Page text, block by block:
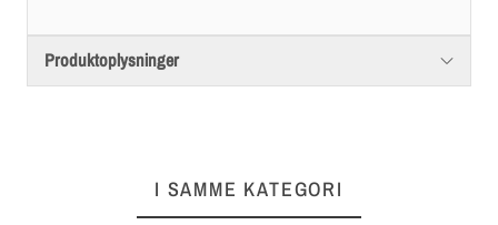
Produktoplysninger
I SAMME KATEGORI